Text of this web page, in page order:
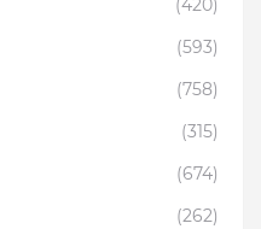
(420)
(593)
(758)
(315)
(674)
(262)